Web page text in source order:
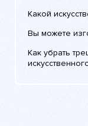
Какой
Вы можете
Как убрать